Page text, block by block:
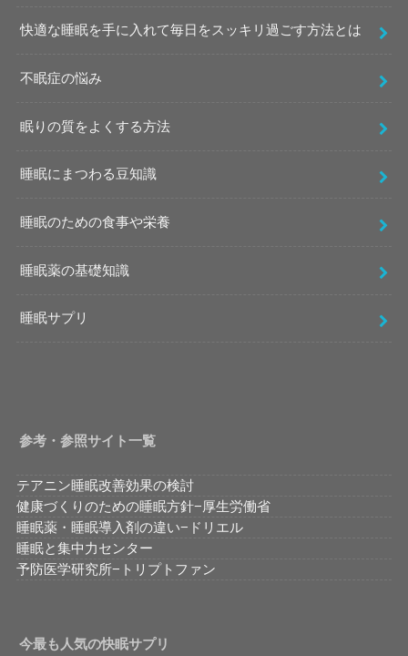
快適な睡眠を手に入れて毎日をスッキリ過ごす方法とは
不眠症の悩み
眠りの質をよくする方法
睡眠にまつわる豆知識
睡眠のための食事や栄養
睡眠薬の基礎知識
睡眠サプリ
参考・参照サイト一覧
テアニン睡眠改善効果の検討
健康づくりのための睡眠方針−厚生労働省
睡眠薬・睡眠導入剤の違い−ドリエル
睡眠と集中力センター
予防医学研究所−トリプトファン
今最も人気の快眠サプリ